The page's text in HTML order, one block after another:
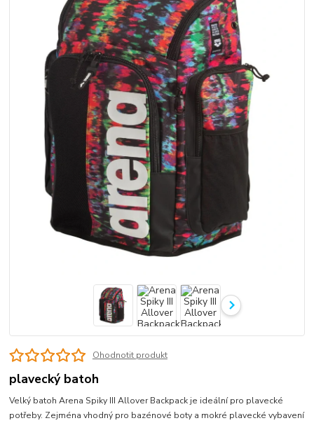
Ohodnotit produkt
plavecký batoh
Velký batoh Arena Spiky III Allover Backpack je ideální pro plavecké
potřeby. Zejména vhodný pro bazénové boty a mokré plavecké vybavení